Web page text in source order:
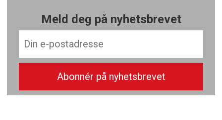
Meld deg på nyhetsbrevet